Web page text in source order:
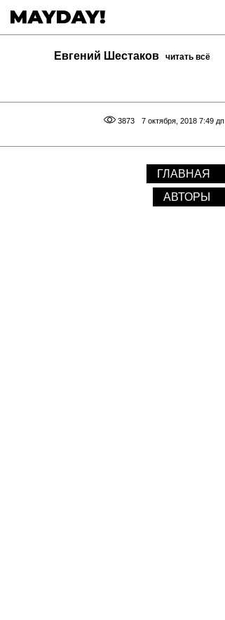
Евгений Шестаков читать всё
7 октября, 2018 7:49 дп
3873
ГЛАВНАЯ
АВТОРЫ